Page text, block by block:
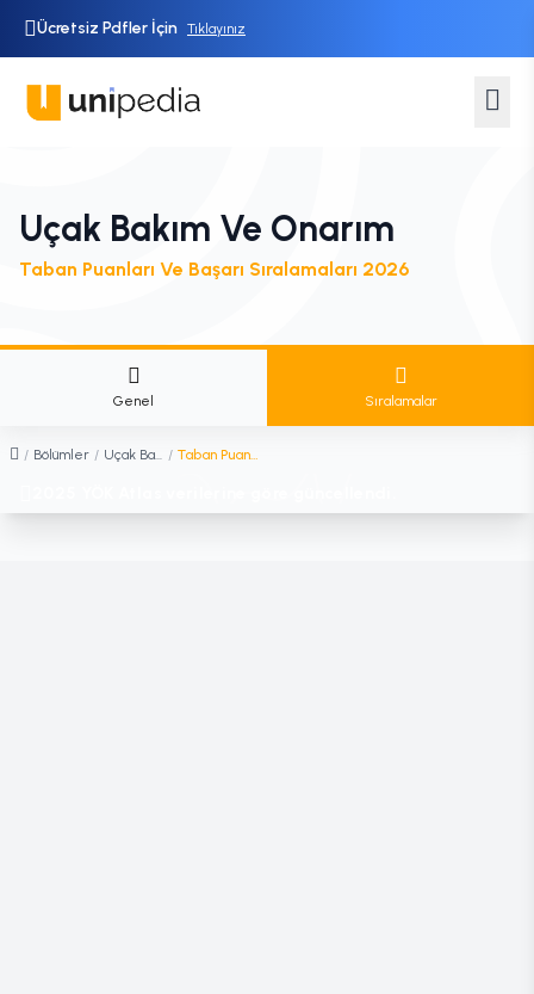
Ücretsiz Pdfler İçin Tıklayınız
Uçak Bakım Ve Onarım
Taban Puanları Ve Başarı Sıralamaları 2026
Genel Sıralamalar
/ Bölümler / Uçak Bakım ve Onarım / Taban Puanları ve Sıralamaları